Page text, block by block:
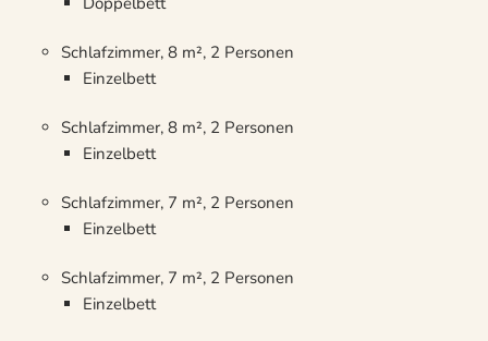
Schlafzimmer, 8 m², 2 Personen
Einzelbett
Schlafzimmer, 8 m², 2 Personen
Einzelbett
Schlafzimmer, 7 m², 2 Personen
Einzelbett
Schlafzimmer, 7 m², 2 Personen
Einzelbett